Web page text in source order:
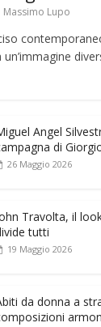
Massimo Lupo
Angel
di
26 Maggio 2026
Travolta, il
tutti
19 Maggio 2026
da donna a